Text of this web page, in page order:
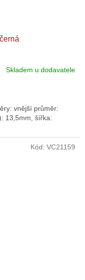
Skladem u dodavatele
vnější průměr:
13,5mm, šířka:
Kód: VC21159